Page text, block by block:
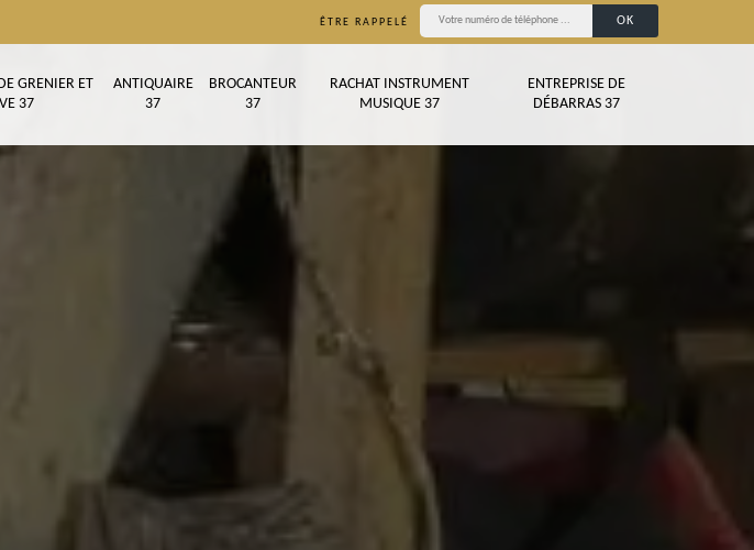
ÊTRE RAPPELÉ
GRENIER ET
37
ANTIQUAIRE
37
BROCANTEUR
37
RACHAT INSTRUMENT
MUSIQUE 37
ENTREPRISE DE
DÉBARRAS 37